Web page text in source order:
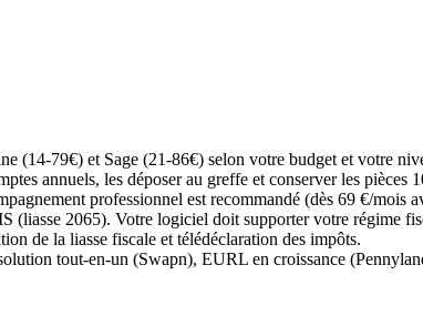
(14-79€) et Sage (21-86€) selon votre budget et votre
annuels, les déposer au greffe et conserver les pièces
professionnel est recommandé (dès 69 €/mois
2065). Votre logiciel doit supporter votre régime
de la liasse fiscale et télédéclaration des impôts.
tout-en-un (Swapn), EURL en croissance